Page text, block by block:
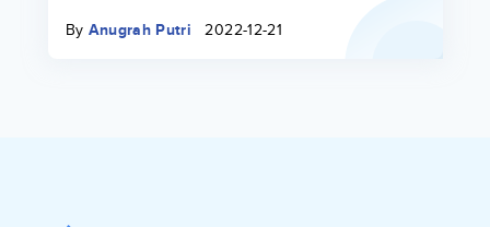
By Anugrah Putri 2022-12-21